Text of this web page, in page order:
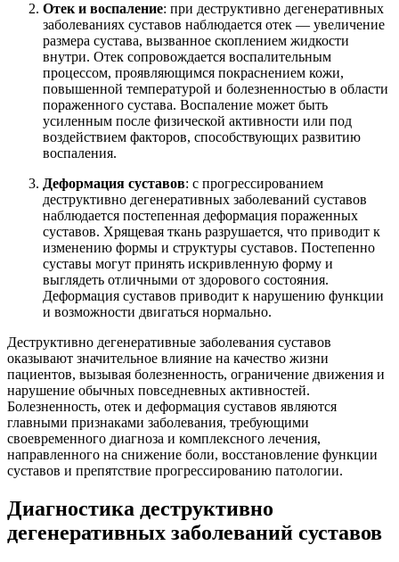
Отек и воспаление: при деструктивно дегенеративных
заболеваниях суставов наблюдается отек — увеличение
размера сустава, вызванное скоплением жидкости
внутри. Отек сопровождается воспалительным
процессом, проявляющимся покраснением кожи,
повышенной температурой и болезненностью в области
пораженного сустава. Воспаление может быть
усиленным после физической активности или под
воздействием факторов, способствующих развитию
воспаления.
Деформация суставов: с прогрессированием
деструктивно дегенеративных заболеваний суставов
наблюдается постепенная деформация пораженных
суставов. Хрящевая ткань разрушается, что приводит к
изменению формы и структуры суставов. Постепенно
суставы могут принять искривленную форму и
выглядеть отличными от здорового состояния.
Деформация суставов приводит к нарушению функции
и возможности двигаться нормально.
Деструктивно дегенеративные заболевания суставов
оказывают значительное влияние на качество жизни
пациентов, вызывая болезненность, ограничение движения и
нарушение обычных повседневных активностей.
Болезненность, отек и деформация суставов являются
главными признаками заболевания, требующими
своевременного диагноза и комплексного лечения,
направленного на снижение боли, восстановление функции
суставов и препятствие прогрессированию патологии.
Диагностика деструктивно
дегенеративных заболеваний суставов